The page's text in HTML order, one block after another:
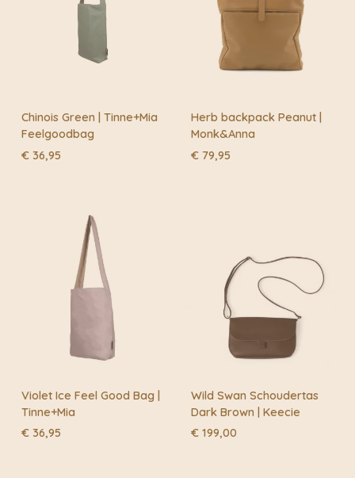
Chinois Green | Tinne+Mia
Feelgoodbag
€ 36,95
Herb backpack Peanut |
Monk&Anna
€ 79,95
Violet Ice Feel Good Bag |
Tinne+Mia
€ 36,95
Wild Swan Schoudertas
Dark Brown | Keecie
€ 199,00